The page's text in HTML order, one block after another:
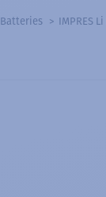
Batteries
IMPRES